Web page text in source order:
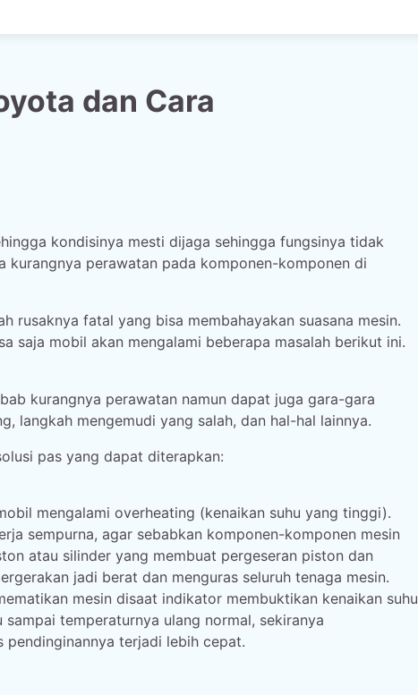
dan Cara
kondisinya mesti dijaga sehingga fungsinya tidak
perawatan pada komponen-komponen di
rusaknya fatal yang bisa membahayakan suasana mesin.
saja mobil akan mengalami beberapa masalah berikut ini.
kurangnya perawatan namun dapat juga gara-gara
langkah mengemudi yang salah, dan hal-hal lainnya.
pas yang dapat diterapkan:
mengalami overheating (kenaikan suhu yang tinggi).
sempurna, agar sebabkan komponen-komponen mesin
atau silinder yang membuat pergeseran piston dan
jadi berat dan menguras seluruh tenaga mesin.
mesin disaat indikator membuktikan kenaikan suhu
temperaturnya ulang normal, sekiranya
terjadi lebih cepat.